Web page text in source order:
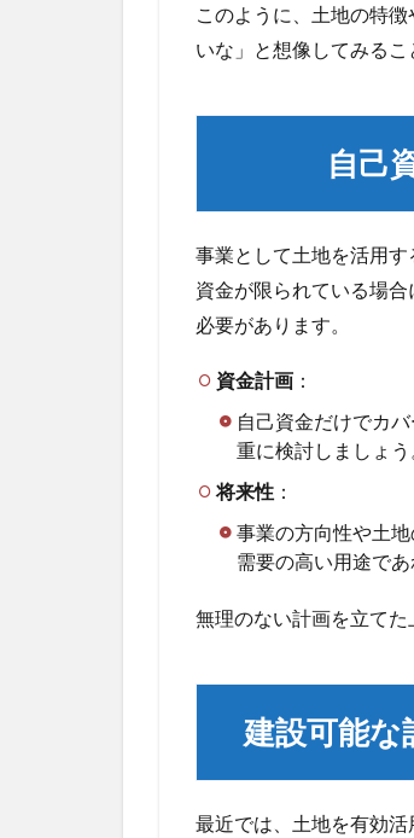
3
可
案
ビ
ジ
ス
ラ
活
用
4
でき
る専
を借
このように、土地の特
いな」と想像してみるこ
自己
事業として土地を活用
資金が限られている場
必要があります。
資金計画 ：
自己資金だけでカ
重に検討しましょう
将来性 ：
事業の方向性や土
需要の高い用途で
無理のない計画を立てた
建設可能
最近では、土地を有効